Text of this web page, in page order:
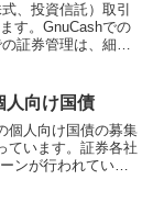
、投資信託）取引
す。GnuCashでの
証券管理は、細か
省略方法を考える
人向け国債
個人向け国債の募集
ています。証券各社
ンが行われていま